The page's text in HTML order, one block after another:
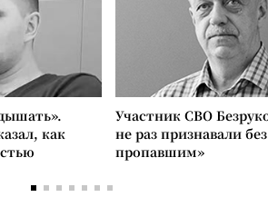
как
Участник СВО
не раз признавали
пропавшим»